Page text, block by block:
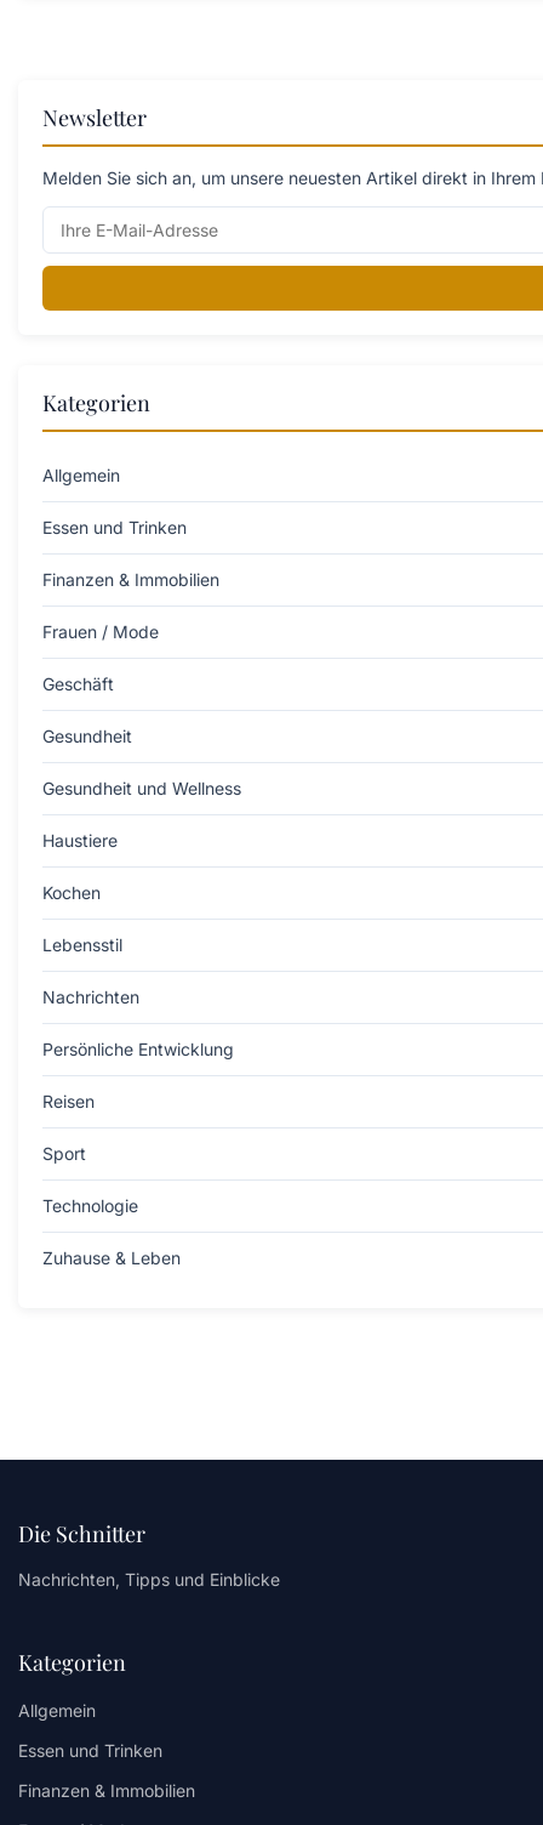
Newsletter
Melden Sie sich an, um unsere neuesten Artikel direkt in
Kategorien
Allgemein
Essen und Trinken
Finanzen & Immobilien
Frauen / Mode
Geschäft
Gesundheit
Gesundheit und Wellness
Haustiere
Kochen
Lebensstil
Nachrichten
Persönliche Entwicklung
Reisen
Sport
Technologie
Zuhause & Leben
Die Schnitter
Nachrichten, Tipps und Einblicke
Kategorien
Allgemein
Essen und Trinken
Finanzen & Immobilien